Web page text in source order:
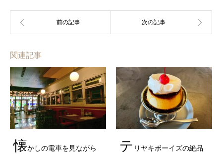
関連記事
懐かしの電車を見ながら
テ リヤキボーイズの絶品